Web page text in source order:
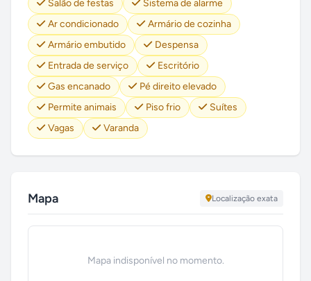
Salão de festas
Sistema de alarme
Ar condicionado
Armário de cozinha
Armário embutido
Despensa
Entrada de serviço
Escritório
Gas encanado
Pé direito elevado
Permite animais
Piso frio
Suítes
Vagas
Varanda
Mapa Localização exata
Mapa indisponível no momento.